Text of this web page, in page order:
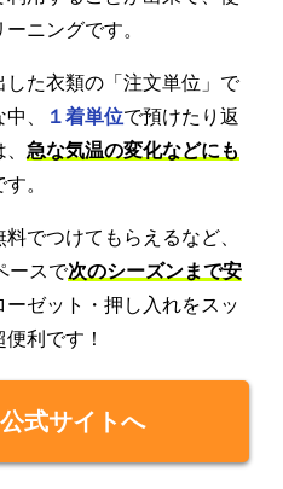
ニングです。
した衣類の「注文単位」で
、
１着単位で預けたり返
急な気温の変化などにも
。
でつけてもらえるなど、
ースで次のシーズンまで安
ーゼット・押し入れをスッ
利です！
式サイトへ